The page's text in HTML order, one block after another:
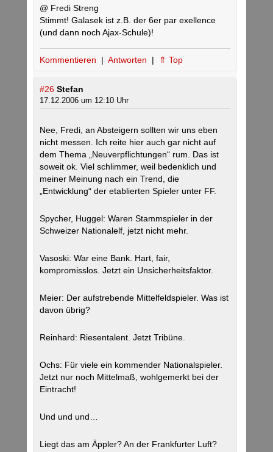
@ Fredi Streng
Stimmt! Galasek ist z.B. der 6er par exellence
(und dann noch Ajax-Schule)!
Kommentieren | Antworten | ⇑ Top
#26 Stefan
17.12.2006 um 12:10 Uhr
Nee, Fredi, an Absteigern sollten wir uns eben
nicht messen. Ich reite hier auch gar nicht auf
dem Thema „Neuverpflichtungen“ rum. Das ist
soweit ok. Viel schlimmer, weil bedenklich und
meiner Meinung nach ein Trend, die
„Entwicklung“ der etablierten Spieler unter FF.
Spycher, Huggel: Waren Stammspieler in der
Schweizer Nationalelf, jetzt nicht mehr.
Vasoski: War eine Bank. Hart, fair,
kompromisslos. Jetzt ein Unsicherheitsfaktor.
Meier: Der aufstrebende Mittelfeldspieler. Was ist
davon übrig?
Reinhard: Riesentalent. Jetzt Tribüne.
Ochs: Für viele ein kommender Nationalspieler.
Jetzt nur noch Mittelmaß, wohlgemerkt bei der
Eintracht!
Und und und…
Liegt das am Äppler? An der Frankfurter Luft?